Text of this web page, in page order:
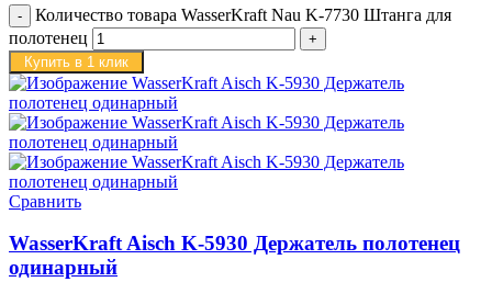
Количество товара WasserKraft Nau K-7730 Штанга для
полотенец
Купить в 1 клик
Сравнить
WasserKraft Aisch K-5930 Держатель полотенец
одинарный